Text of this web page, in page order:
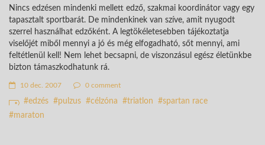
Nincs edzésen mindenki mellett edző, szakmai koordinátor vagy egy
tapasztalt sportbarát. De mindenkinek van szíve, amit nyugodt
szerrel használhat edzőként. A legtökéletesebben tájékoztatja
viselőjét miből mennyi a jó és még elfogadható, sőt mennyi, ami
feltétlenül kell! Nem lehet becsapni, de viszonzásul egész életünkbe
bizton támaszkodhatunk rá.
10 dec. 2007 0 comment
edzés pulzus célzóna triatlon
spartan race
maraton